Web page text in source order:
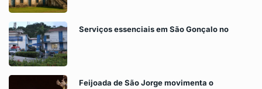
Serviços essenciais em São Gonçalo no
Feijoada de São Jorge movimenta o